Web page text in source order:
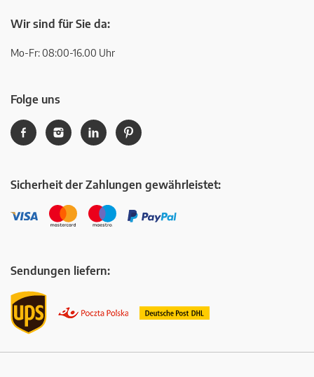
Wir sind für Sie da:
Mo-Fr: 08:00-16.00 Uhr
Folge uns
Sicherheit der Zahlungen gewährleistet:
Sendungen liefern: